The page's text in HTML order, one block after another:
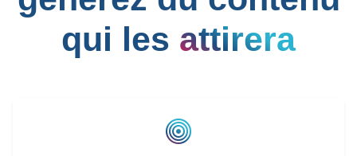
qui les attirera